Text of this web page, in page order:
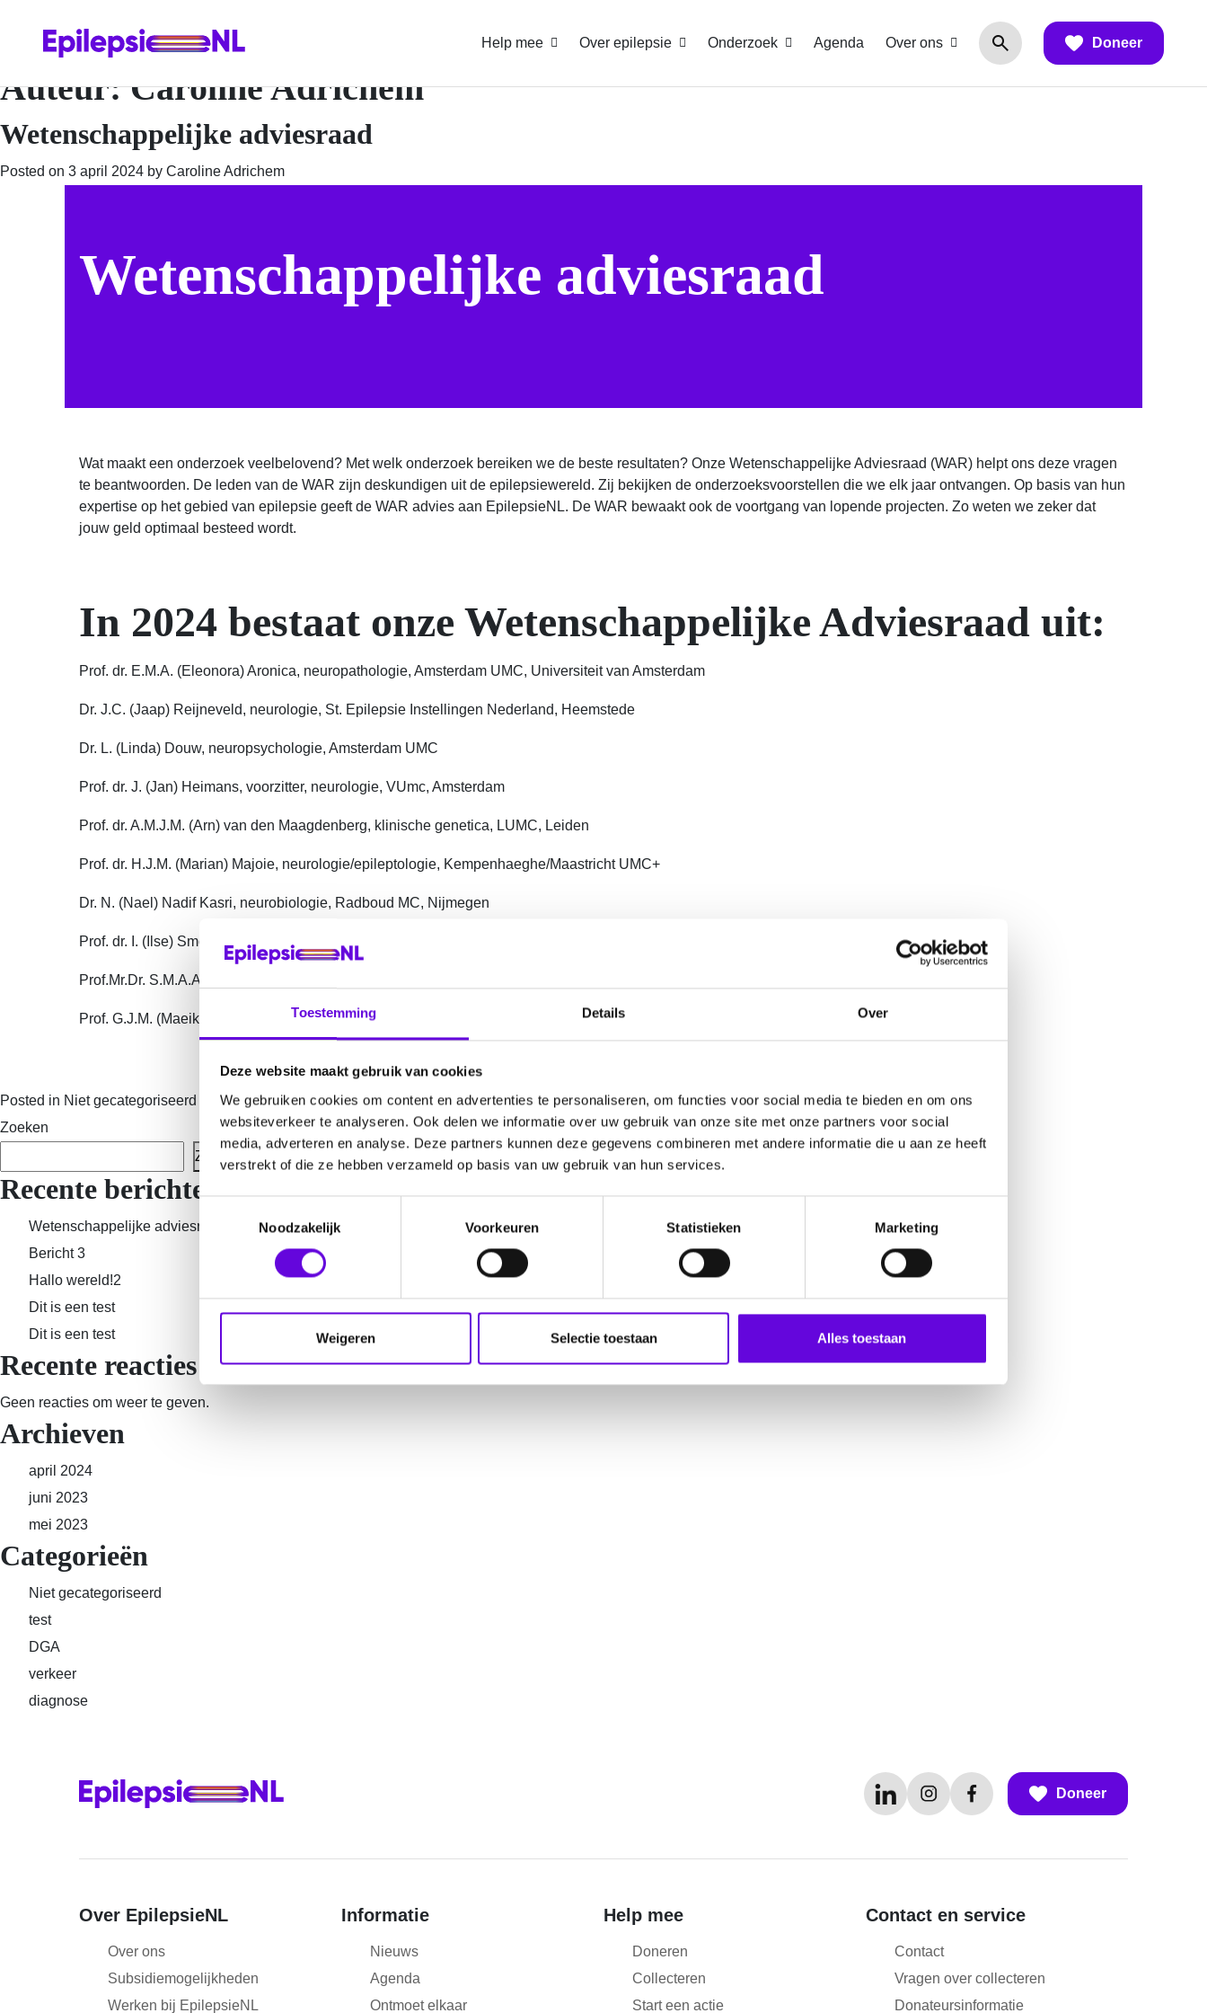
Toestemming Details Over
Deze website maakt gebruik van cookies
We gebruiken cookies om content en advertenties te personaliseren, om functies voor social media te bieden en om ons
websiteverkeer te analyseren. Ook delen we informatie over uw gebruik van onze site met onze partners voor social
media, adverteren en analyse. Deze partners kunnen deze gegevens combineren met andere informatie die u aan ze heeft
verstrekt of die ze hebben verzameld op basis van uw gebruik van hun services.
o
i
n
Noodzakelijk Voorkeuren Statistieken Marketing
Weigeren Selectie toestaan Alles toestaan
Help mee Over epilepsie Onderzoek Agenda Over ons Doneer
Auteur:Caroline Adrichem
Wetenschappelijke adviesraad
Posted on 3 april 2024 by Caroline Adrichem
Wetenschappelijke adviesraad
Wat maakt een onderzoek veelbelovend? Met welk onderzoek bereiken we de beste resultaten? Onze Wetenschappelijke Adviesraad (WAR) helpt ons deze vragen
te beantwoorden. De leden van de WAR zijn deskundigen uit de epilepsiewereld. Zij bekijken de onderzoeksvoorstellen die we elk jaar ontvangen. Op basis van hun
expertise op het gebied van epilepsie geeft de WAR advies aan EpilepsieNL. De WAR bewaakt ook de voortgang van lopende projecten. Zo weten we zeker dat
jouw geld optimaal besteed wordt.
In 2024 bestaat onze Wetenschappelijke Adviesraad uit:
Prof. dr. E.M.A. (Eleonora) Aronica, neuropathologie, Amsterdam UMC, Universiteit van Amsterdam
Dr. J.C. (Jaap) Reijneveld, neurologie, St. Epilepsie Instellingen Nederland, Heemstede
Dr. L. (Linda) Douw, neuropsychologie, Amsterdam UMC
Prof. dr. J. (Jan) Heimans, voorzitter, neurologie, VUmc, Amsterdam
Prof. dr. A.M.J.M. (Arn) van den Maagdenberg, klinische genetica, LUMC, Leiden
Prof. dr. H.J.M. (Marian) Majoie, neurologie/epileptologie, Kempenhaeghe/Maastricht UMC+
Dr. N. (Nael) Nadif Kasri, neurobiologie, Radboud MC, Nijmegen
Prof. dr. I. (Ilse) Smolders, secretaris, farmacologie, Vrije Universiteit Brussel, België
Prof.Mr.Dr. S.M.A.A. (Silvia) Evers, Public Health Technology Assessment, Universiteit Maastricht
Prof. G.J.M. (Maeike) Zijlmans, neurologie, UMC Utrecht
Posted in Niet gecategoriseerd
Zoeken
Zoeken
Recente berichten
Wetenschappelijke adviesraad
Bericht 3
Hallo wereld!2
Dit is een test
Dit is een test
Recente reacties
Geen reacties om weer te geven.
Archieven
april 2024
juni 2023
mei 2023
Categorieën
Niet gecategoriseerd
test
DGA
verkeer
diagnose
Doneer
Over EpilepsieNL
Over ons
Subsidiemogelijkheden
Werken bij EpilepsieNL
Informatie
Nieuws
Agenda
Ontmoet elkaar
Help mee
Doneren
Collecteren
Start een actie
Contact en service
Contact
Vragen over collecteren
Donateursinformatie